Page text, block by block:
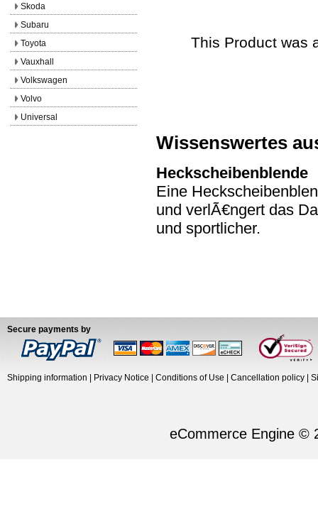
This Product was
Wissenswertes
Heckscheibenblende
Eine
und verlÃ€ngert das
und sportlicher.
Skoda
Subaru
Toyota
Vauxhall
Volkswagen
Volvo
Universal
Secure payments by
Shipping information Privacy Notice Conditions of Use Cancellation policy
eCommerce Engine ©